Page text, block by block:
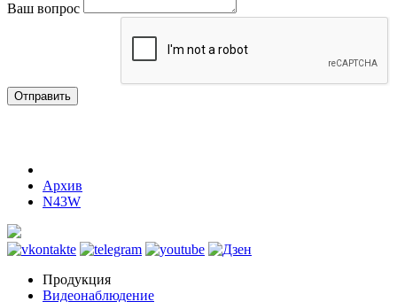
Ваш вопрос
Отправить
Архив
N43W
Продукция
Видеонаблюдение